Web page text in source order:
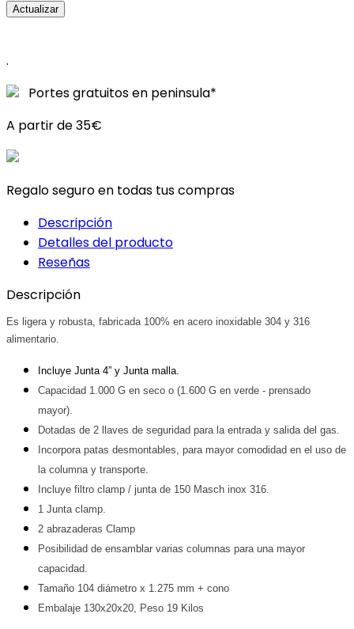
.
Portes gratuitos en peninsula*
A partir de 35€
Regalo seguro en todas tus compras
Descripción
Detalles del producto
Reseñas
Descripción
Es ligera y robusta, fabricada 100% en acero inoxidable 304 y 316
alimentario.
Incluye Junta 4” y Junta malla.
Capacidad 1.000 G en seco o (1.600 G en verde - prensado
mayor).
Dotadas de 2 llaves de seguridad para la entrada y salida del gas.
Incorpora patas desmontables, para mayor comodidad en el uso de
la columna y transporte.
Incluye filtro clamp / junta de 150 Masch inox 316.
1 Junta clamp.
2 abrazaderas Clamp
Posibilidad de ensamblar varias columnas para una mayor
capacidad.
Tamaño 104 diámetro x 1.275 mm + cono
Embalaje 130x20x20, Peso 19 Kilos